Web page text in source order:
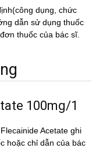
dụng, chức
dẫn sử dụng thuốc
thuốc của bác sĩ.
100mg/1
Acetate ghi
hoặc chỉ dẫn của bác